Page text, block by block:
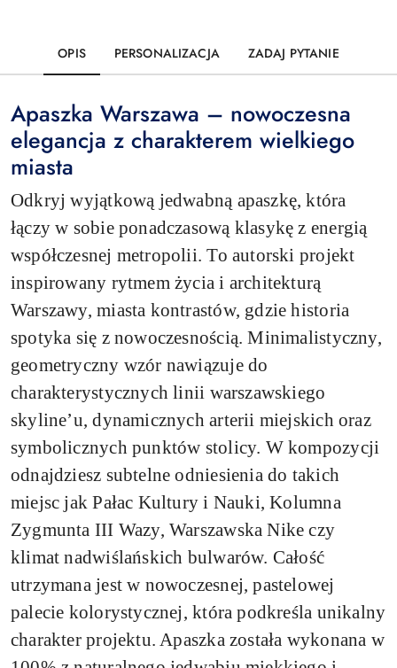
OPIS PERSONALIZACJA ZADAJ PYTANIE
Apaszka Warszawa – nowoczesna
elegancja z charakterem wielkiego
miasta
Odkryj wyjątkową jedwabną apaszkę, która
łączy w sobie ponadczasową klasykę z energią
współczesnej metropolii. To autorski projekt
inspirowany rytmem życia i architekturą
Warszawy, miasta kontrastów, gdzie historia
spotyka się z nowoczesnością. Minimalistyczny,
geometryczny wzór nawiązuje do
charakterystycznych linii warszawskiego
skyline’u, dynamicznych arterii miejskich oraz
symbolicznych punktów stolicy. W kompozycji
odnajdziesz subtelne odniesienia do takich
miejsc jak Pałac Kultury i Nauki, Kolumna
Zygmunta III Wazy, Warszawska Nike czy
klimat nadwiślańskich bulwarów. Całość
utrzymana jest w nowoczesnej, pastelowej
palecie kolorystycznej, która podkreśla unikalny
charakter projektu. Apaszka została wykonana w